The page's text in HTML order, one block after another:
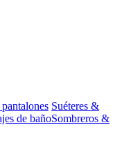
Suéteres &
de bañoSombreros &